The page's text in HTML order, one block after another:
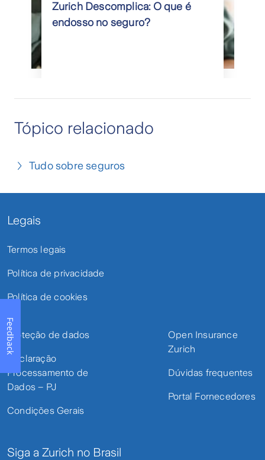
Zurich Descomplica: O que é
endosso no seguro?
Tópico relacionado
Tudo sobre seguros
Legais
Termos legais
Política de privacidade
Política de cookies
Proteção de dados
Declaração
Processamento de
Dados – PJ
Condições Gerais
Open Insurance
Zurich
Dúvidas frequentes
Portal Fornecedores
Siga a Zurich no Brasil
Feedback